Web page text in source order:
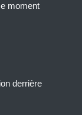
derrière
moment